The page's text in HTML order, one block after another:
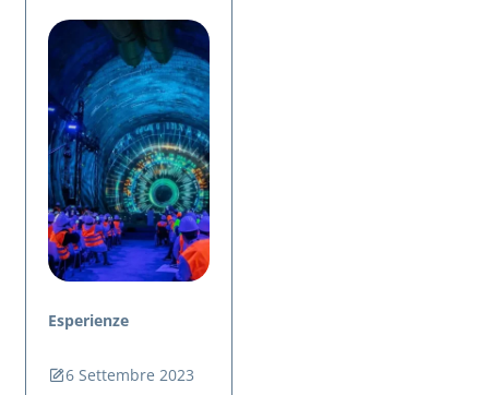
Esperienze
6 Settembre 2023